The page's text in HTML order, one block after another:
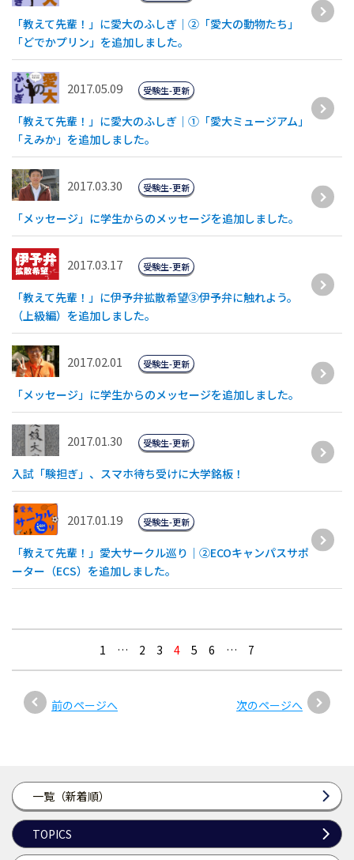
一覧（新着順）
TOPICS
「教えて先輩！」に愛大のふしぎ｜②「愛大の動物たち」
「どでかプリン」を追加しました。
2017.05.09
「教えて先輩！」に愛大のふしぎ｜①「愛大ミュージアム」
「えみか」を追加しました。
受験生-更新
2017.03.30
「メッセージ」に学生からのメッセージを追加しました。
受験生-更新
2017.03.17
「教えて先輩！」に伊予弁拡散希望③伊予弁に触れよう。
（上級編）を追加しました。
受験生-更新
2017.02.01
「メッセージ」に学生からのメッセージを追加しました。
受験生-更新
2017.01.30
入試「験担ぎ」、スマホ待ち受けに大学銘板！
受験生-更新
2017.01.19
「教えて先輩！」愛大サークル巡り｜②ECOキャンパスサポ
ーター（ECS）を追加しました。
受験生-更新
1
前のページへ
… 2 3 4 5 6 …
次のページへ
7